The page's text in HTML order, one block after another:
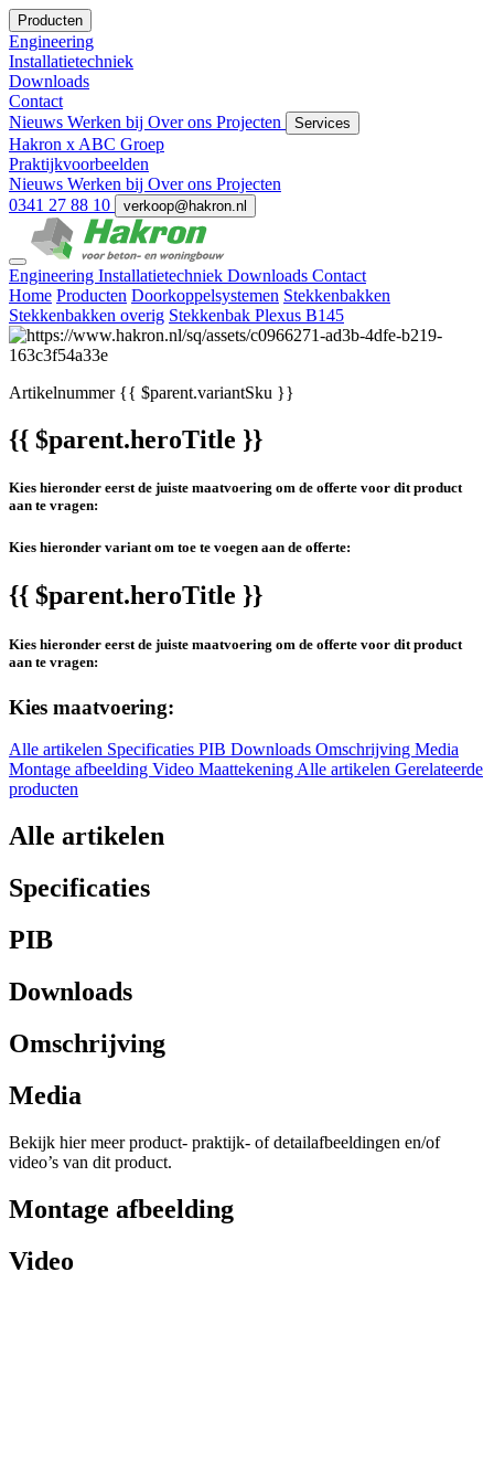
Producten
Engineering
Installatietechniek
Downloads
Contact
Nieuws Werken bij Over ons Projecten Services
Hakron x ABC Groep
Praktijkvoorbeelden
Nieuws Werken bij Over ons Projecten
0341 27 88 10
verkoop@hakron.nl
Engineering Installatietechniek Downloads Contact
Home Producten Doorkoppelsystemen Stekkenbakken
Stekkenbakken overig Stekkenbak Plexus B145
Artikelnummer{{ $parent.variantSku }}
{{ $parent.heroTitle }}
Kies hieronder eerst de juiste maatvoering om de offerte voor dit product
aan te vragen:
Kies hieronder variant om toe te voegen aan de offerte:
{{ $parent.heroTitle }}
Kies hieronder eerst de juiste maatvoering om de offerte voor dit product
aan te vragen:
Kies maatvoering:
Alle artikelen Specificaties PIB Downloads Omschrijving Media
Montage afbeelding Video MaattekeningAlle artikelen Gerelateerde
producten
Alle artikelen
Specificaties
PIB
Downloads
Omschrijving
Media
Bekijk hier meer product- praktijk- of detailafbeeldingen en/of
video’s van dit product.
Montage afbeelding
Video